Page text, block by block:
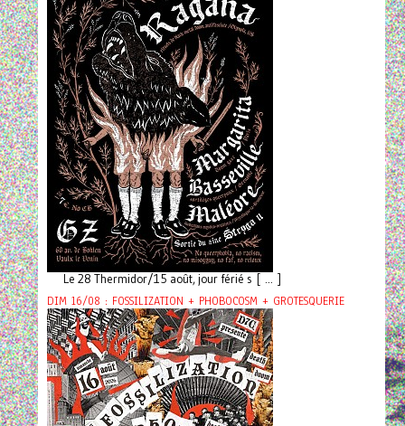
Le 28 Thermidor/15 août, jour férié s [ ... ]
DIM 16/08 : FOSSILIZATION + PHOBOCOSM + GROTESQUERIE